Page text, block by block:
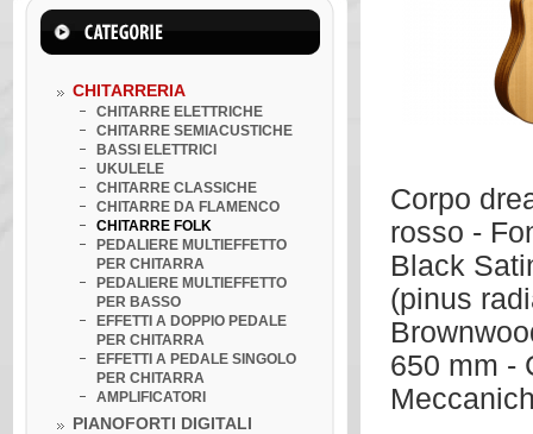
CHITARRERIA
CHITARRE ELETTRICHE
CHITARRE SEMIACUSTICHE
BASSI ELETTRICI
UKULELE
CHITARRE CLASSICHE
CHITARRE DA FLAMENCO
CHITARRE FOLK
PEDALIERE MULTIEFFETTO
PER CHITARRA
PEDALIERE MULTIEFFETTO
PER BASSO
EFFETTI A DOPPIO PEDALE
PER CHITARRA
EFFETTI A PEDALE SINGOLO
PER CHITARRA
AMPLIFICATORI
PIANOFORTI DIGITALI
Corpo
rosso -
Black
(pinus
650 mm -